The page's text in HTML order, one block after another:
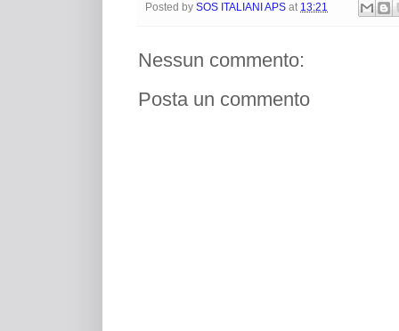
Posted by SOS ITALIANI APS at 13:21
Nessun commento:
Posta un commento